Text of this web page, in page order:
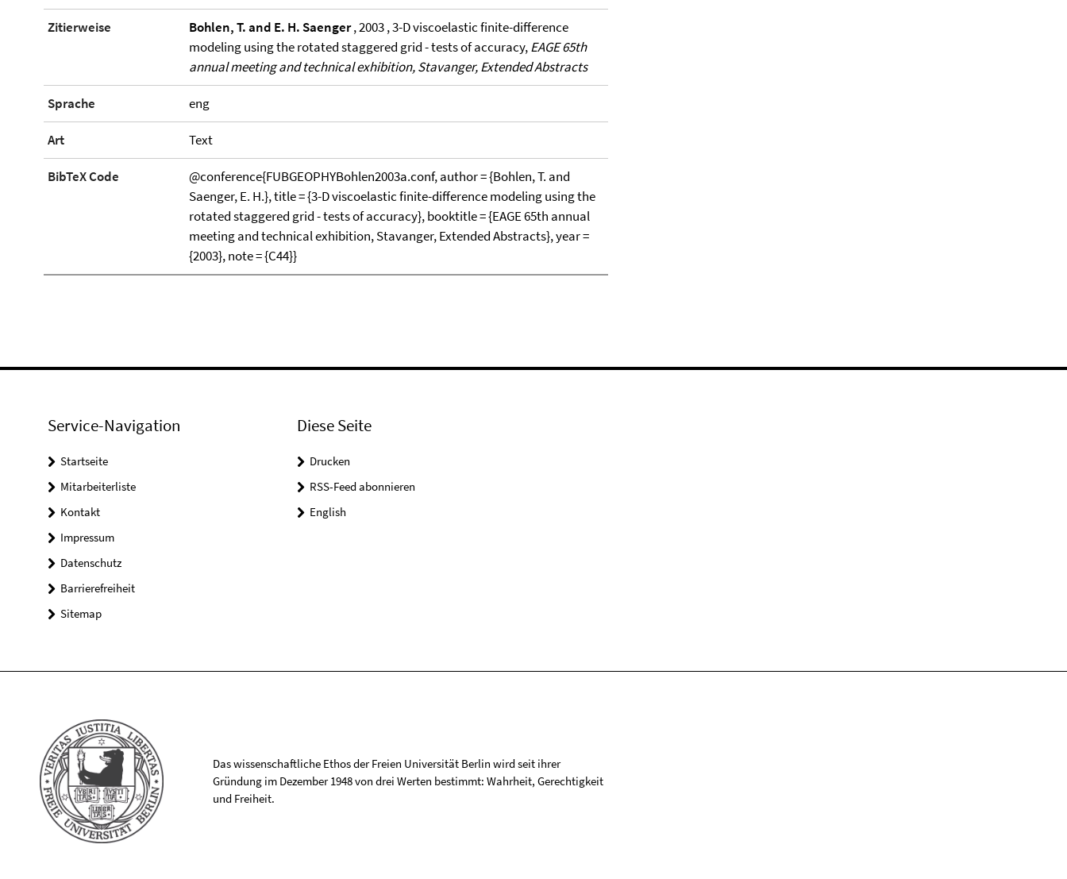
Zitierweise Bohlen, T. and E. H. Saenger, 2003 , 3-D viscoelastic finite-difference
modeling using the rotated staggered grid - tests of accuracy,EAGE 65th
annual meeting and technical exhibition, Stavanger, Extended Abstracts
Sprache eng
Art Text
BibTeX Code
@conference{FUBGEOPHYBohlen2003a.conf, author = {Bohlen, T. and
Saenger, E. H.}, title = {3-D viscoelastic finite-difference modeling using the
rotated staggered grid - tests of accuracy}, booktitle = {EAGE 65th annual
meeting and technical exhibition, Stavanger, Extended Abstracts}, year =
{2003}, note = {C44}}
Service-Navigation
Startseite
Mitarbeiterliste
Kontakt
Impressum
Datenschutz
Barrierefreiheit
Sitemap
Diese Seite
Drucken
RSS-Feed abonnieren
English
Das wissenschaftliche Ethos der Freien Universität Berlin wird seit ihrer
Gründung im Dezember 1948 von drei Werten bestimmt: Wahrheit, Gerechtigkeit
und Freiheit.